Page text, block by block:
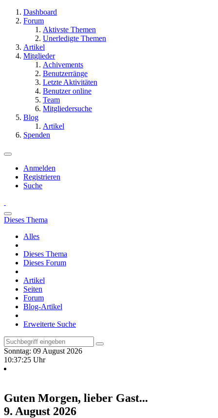
Dashboard
Forum
Aktivste Themen
Unerledigte Themen
Artikel
Mitglieder
Achivements
Benutzerränge
Letzte Aktivitäten
Benutzer online
Team
Mitgliedersuche
Blog
Artikel
Spenden
Anmelden
Registrieren
Suche
Dieses Thema
Alles
Dieses Thema
Dieses Forum
Artikel
Seiten
Forum
Blog-Artikel
Erweiterte Suche
Sonntag: 09 August 2026
10:37:26 Uhr
Guten Morgen, lieber Gast...
9. August 2026